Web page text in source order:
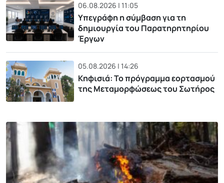
06.08.2026 | 11:05
Υπεγράφη η σύμβαση για τη
δημιουργία του Παρατηρητηρίου
Έργων
05.08.2026 | 14:26
Κηφισιά: Το πρόγραμμα εορτασμού
της Μεταμορφώσεως του Σωτήρος